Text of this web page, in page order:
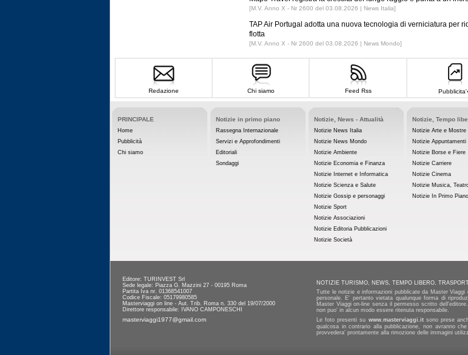
[M.V. Anno X - Nr 2600 del 03.08.2026 | News Italia]
TAP Air Portugal adotta una nuova tecnologia di verniciatura per
flotta
[M.V. Anno X - Nr 2600 del 03.08.2026 | News Mondo]
Redazione Chi siamo Feed Rss
PRINCIPALE
Home
Pubblicità
Chi siamo
Notizie in primo piano
Rassegna Internazionale
Servizi e Approfondimenti
Editoriali
Sondaggi
Notizie, News - Attualità
Notizie News Italia
Notizie News Mondo
Notizie Ambiente
Notizie Economia e Finanza
Notizie Internet e Informatica
Notizie Scienza e Salute
Notizie Gossip e personaggi
Notizie Sport
Notizie Associazioni
Notizie Editoria Pubblicazioni
Notizie Società
Notizie, Tempo
Notizie Arte e Mostre
Notizie Appuntamenti
Notizie Borse e Fiere
Notizie Carriere
Notizie Cinema
Notizie Musica,
Notizie In Primo Piano
Editore: TURINVEST Srl
Sede legale: Piazza G. Mazzini 27 - 00195 Roma
Partita Iva nr. 01368541007
Codice Fiscale: 05179980585
Masterviaggi on line - Aut. Trib. Roma n. 330 del 19/07/2000
Direttore responsabile: IVANO CAMPONESCHI
masterviaggi1977@gmail.com
NOTIZIE TURISMO, NEWS, TEMPO LIBERO,
Tutte le notizie e informazioni pubblicate da Master
personale. E' pertanto vietata qualunque forma di
Master Viaggi on-line senza il permesso scritto
non puo' in alcun modo essere ritenuta responsabile.
Le foto presenti su www.masterviaggi.itsono prese
qualcosa in contrario alla pubblicazione, non avranno
provvedera' prontamente alla rimozione delle immagini